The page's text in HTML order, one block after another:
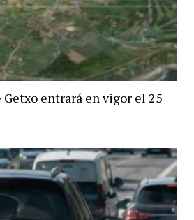
Getxo entrará en vigor el 25